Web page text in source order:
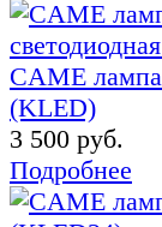
CAME лампа
(KLED)
3 500 руб.
Подробнее